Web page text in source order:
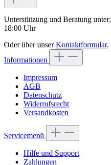
Unterstützung und Beratung unter:
18:00 Uhr
Oder über unserKontaktformular.
Informationen
Impressum
AGB
Datenschutz
Widerrufsrecht
Versandkosten
Servicemenü
Hilfe und Support
Zahlungen